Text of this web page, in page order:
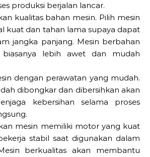
produksi berjalan lancar.
kualitas bahan mesin. Pilih mesin
kuat dan tahan lama supaya dapat
jangka panjang. Mesin berbahan
biasanya lebih awet dan mudah
dengan perawatan yang mudah.
dibongkar dan dibersihkan akan
kebersihan selama proses
mesin memiliki motor yang kuat
stabil saat digunakan dalam
berkualitas akan membantu